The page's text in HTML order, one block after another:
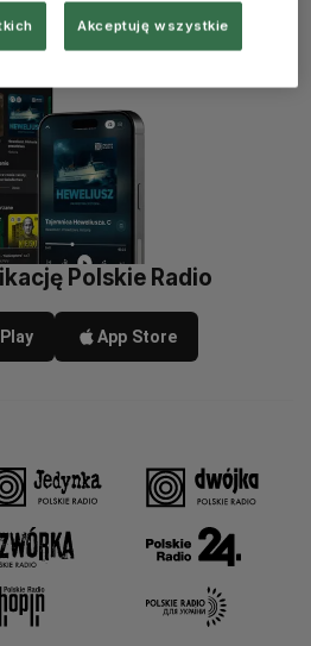
Polskie Radio
App Store
Akceptuję wszystkie